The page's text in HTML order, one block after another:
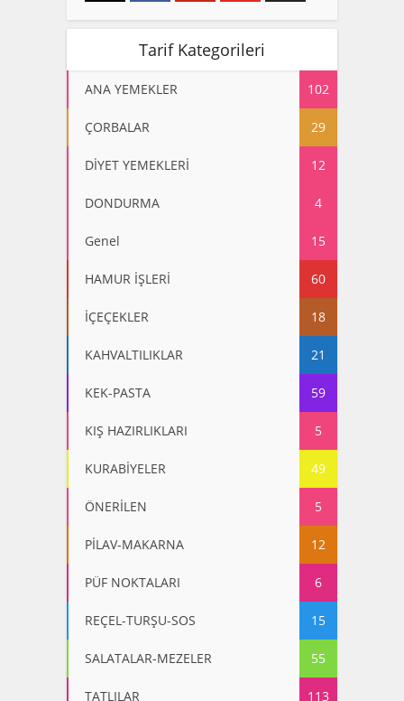
Tarif Kategorileri
ANA YEMEKLER 102
ÇORBALAR 29
DİYET YEMEKLERİ 12
DONDURMA 4
Genel 15
HAMUR İŞLERİ 60
İÇEÇEKLER 18
KAHVALTILIKLAR 21
KEK-PASTA 59
KIŞ HAZIRLIKLARI 5
KURABİYELER 49
ÖNERİLEN 5
PİLAV-MAKARNA 12
PÜF NOKTALARI 6
REÇEL-TURŞU-SOS 15
SALATALAR-MEZELER 55
TATLILAR 113